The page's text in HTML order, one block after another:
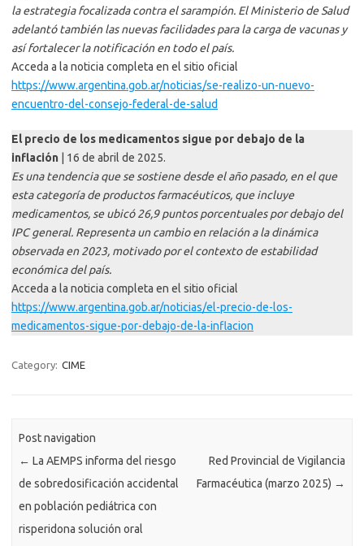
la estrategia focalizada contra el sarampión. El Ministerio de Salud
adelantó también las nuevas facilidades para la carga de vacunas y
así fortalecer la notificación en todo el país.
Acceda a la noticia completa en el sitio oficial
https://www.argentina.gob.ar/noticias/se-realizo-un-nuevo-
encuentro-del-consejo-federal-de-salud
El precio de los medicamentos sigue por debajo de la
inflación | 16 de abril de 2025.
Es una tendencia que se sostiene desde el año pasado, en el que
esta categoría de productos farmacéuticos, que incluye
medicamentos, se ubicó 26,9 puntos porcentuales por debajo del
IPC general. Representa un cambio en relación a la dinámica
observada en 2023, motivado por el contexto de estabilidad
económica del país.
Acceda a la noticia completa en el sitio oficial
https://www.argentina.gob.ar/noticias/el-precio-de-los-
medicamentos-sigue-por-debajo-de-la-inflacion
Category: CIME
Post navigation
← La AEMPS informa del riesgo
de sobredosificación accidental
en población pediátrica con
risperidona solución oral
Red Provincial de Vigilancia
Farmacéutica (marzo 2025) →